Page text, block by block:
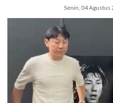
Senin, 04 Agustus